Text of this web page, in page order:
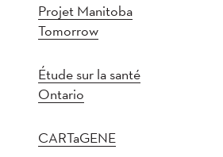
Projet Manitoba
Tomorrow
Étude sur la santé
Ontario
CARTaGENE